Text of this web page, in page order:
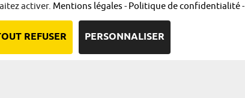
activer. Mentions légales - Politique de confidentialité-
REFUSER PERSONNALISER